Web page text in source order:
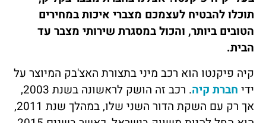
תוכלו להבטיח לעצמכם מצברי איכות במחירים
הטובים ביותר, והכול במסגרת שירותי מצבר עד
הבית.
קיה פיקנטו הוא רכב מיני בתצורת האצ'בק המיוצר על
ידי חברת קיה
. רכב זה הושק לראשונה בשנת 2003,
אך רק עם השקת הדור השני שלו, במהלך שנת 2011,